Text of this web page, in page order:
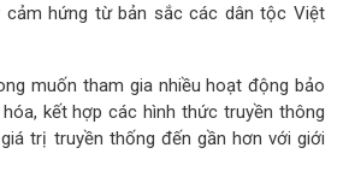
cảm hứng từ bản sắc các dân tộc Việt
muốn tham gia nhiều hoạt động bảo
kết hợp các hình thức truyền thông
trị truyền thống đến gần hơn với giới